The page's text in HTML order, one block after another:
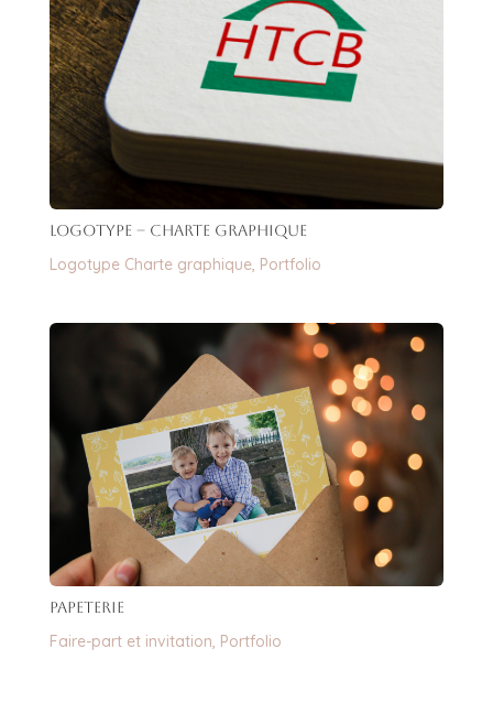
Logotype – charte graphique
Logotype Charte graphique, Portfolio
Papeterie
Faire-part et invitation, Portfolio